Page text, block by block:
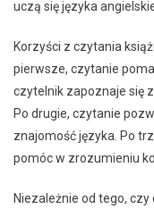
uczą się języka
Korzyści z czytania
pierwsze, czytanie
czytelnik zapoznaje się
Po drugie, czytanie
znajomość języka. Po
pomóc w zrozumieniu
Niezależnie od tego,